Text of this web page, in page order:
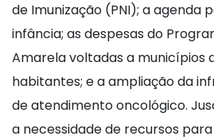
de Imunização (PNI); a agenda
infância; as despesas do
Amarela voltadas a municípios
habitantes; e a ampliação da
de atendimento oncológico.
a necessidade de recursos